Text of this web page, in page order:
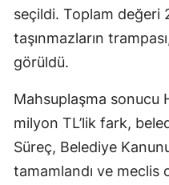
seçildi. Toplam değeri
taşınmazların
görüldü.
Mahsuplaşma sonucu
milyon TL’lik fark,
Süreç, Belediye
tamamlandı ve meclis